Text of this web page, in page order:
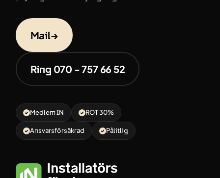
Mail→
Ring 070 - 757 66 52
Medlem IN ROT 30%
Ansvarsförsäkrad Pålitlig